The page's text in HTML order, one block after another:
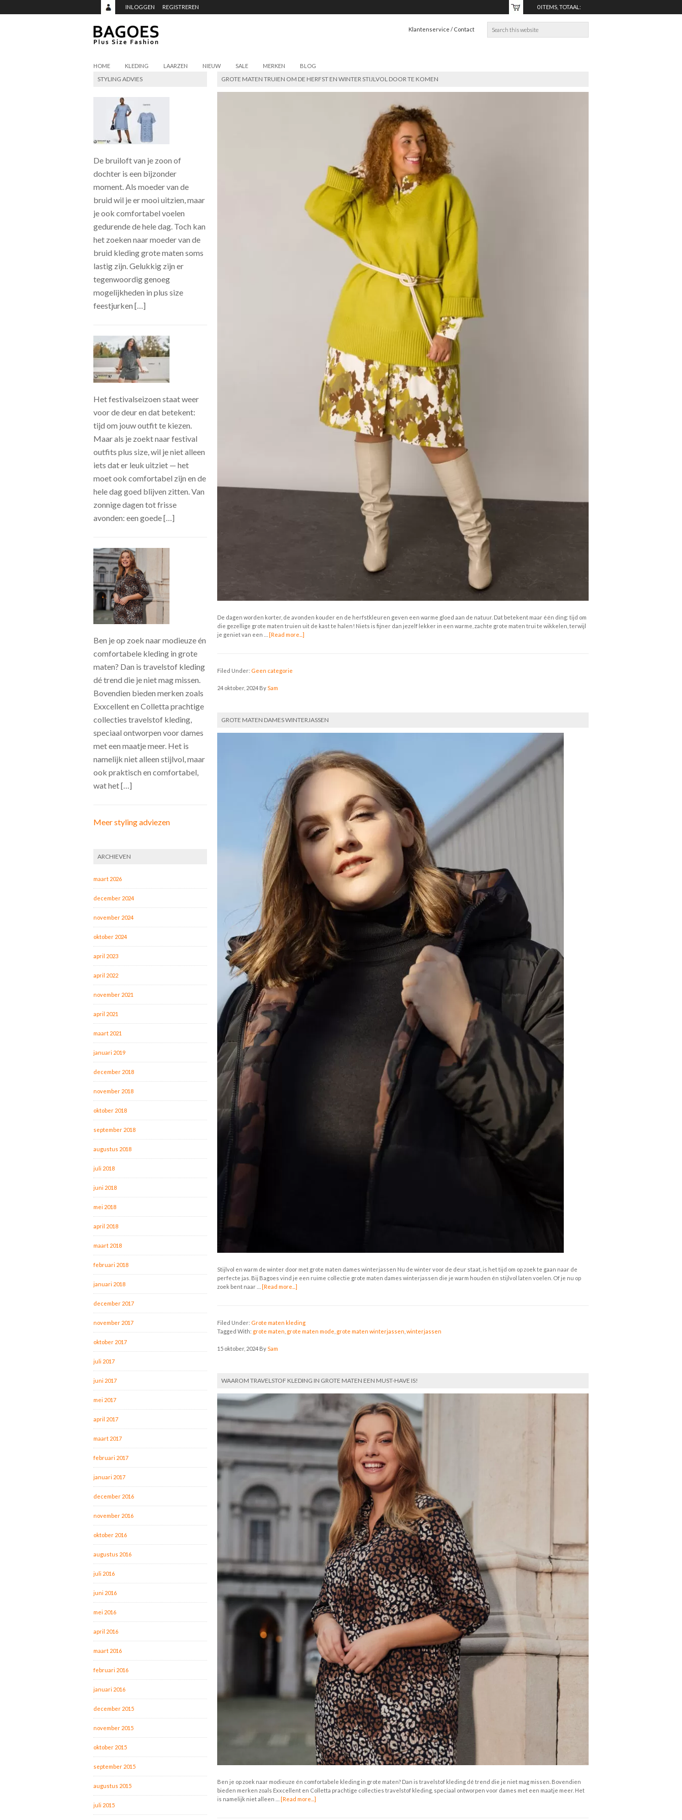
INLOGGEN REGISTREREN 0 ITEMS, TOTAAL:
€0,00
Klantenservice / Contact
HOME KLEDING LAARZEN NIEUW SALE MERKEN BLOG
GROTE MATEN TRUIEN OM DE HERFST EN WINTER STIJLVOL DOOR TE KOMEN
De dagen worden korter, de avonden kouder en de herfstkleuren geven een warme gloed aan de natuur. Dat betekent maar één ding: tijd om
die gezellige grote maten truien uit de kast te halen! Niets is fijner dan jezelf lekker in een warme, zachte grote maten trui te wikkelen, terwijl
je geniet van een …
[Read more...]
Filed Under: Geen categorie
24 oktober, 2024 BySam
GROTE MATEN DAMES WINTERJASSEN
Stijlvol en warm de winter door met grote maten dames winterjassen Nu de winter voor de deur staat, is het tijd om op zoek te gaan naar de
perfecte jas. Bij Bagoes vind je een ruime collectie grote maten dames winterjassen die je warm houden én stijlvol laten voelen. Of je nu op
zoek bent naar …
[Read more...]
Filed Under: Grote maten kleding
Tagged With: grote maten grote maten mode grote maten winterjassen winterjassen
15 oktober, 2024 BySam
WAAROM TRAVELSTOF KLEDING IN GROTE MATEN EEN MUST-HAVE IS!
Ben je op zoek naar modieuze én comfortabele kleding in grote maten? Dan is travelstof kleding dé trend die je niet mag missen. Bovendien
bieden merken zoals Exxcellent en Colletta prachtige collecties travelstof kleding, speciaal ontworpen voor dames met een maatje meer. Het
is namelijk niet alleen …
[Read more...]
STYLING ADVIES
De bruiloft van je zoon of
dochter is een bijzonder
moment. Als moeder van de
bruid wil je er mooi uitzien, maar
je ook comfortabel voelen
gedurende de hele dag. Toch kan
het zoeken naar moeder van de
bruid kleding grote maten soms
lastig zijn. Gelukkig zijn er
tegenwoordig genoeg
mogelijkheden in plus size
feestjurken […]
Het festivalseizoen staat weer
voor de deur en dat betekent:
tijd om jouw outfit te kiezen.
Maar als je zoekt naar festival
outfits plus size, wil je niet alleen
iets dat er leuk uitziet — het
moet ook comfortabel zijn en de
hele dag goed blijven zitten. Van
zonnige dagen tot frisse
avonden: een goede […]
Ben je op zoek naar modieuze én
comfortabele kleding in grote
maten? Dan is travelstof kleding
dé trend die je niet mag missen.
Bovendien bieden merken zoals
Exxcellent en Colletta prachtige
collecties travelstof kleding,
speciaal ontworpen voor dames
met een maatje meer. Het is
namelijk niet alleen stijlvol, maar
ook praktisch en comfortabel,
wat het […]
Meer styling adviezen
ARCHIEVEN
maart 2026
december 2024
november 2024
oktober 2024
april 2023
april 2022
november 2021
april 2021
maart 2021
januari 2019
december 2018
november 2018
oktober 2018
september 2018
augustus 2018
juli 2018
juni 2018
mei 2018
april 2018
maart 2018
februari 2018
januari 2018
december 2017
november 2017
oktober 2017
juli 2017
juni 2017
mei 2017
april 2017
maart 2017
februari 2017
januari 2017
december 2016
november 2016
oktober 2016
augustus 2016
juli 2016
juni 2016
mei 2016
april 2016
maart 2016
februari 2016
januari 2016
december 2015
november 2015
oktober 2015
september 2015
augustus 2015
juli 2015